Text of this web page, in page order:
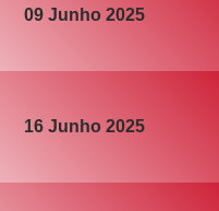
09 Junho 2025
16 Junho 2025